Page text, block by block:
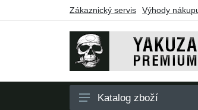
Zákaznický servis Výhody
Katalog zboží